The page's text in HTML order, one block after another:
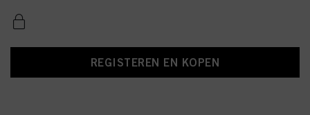
REGISTEREN EN KOPEN